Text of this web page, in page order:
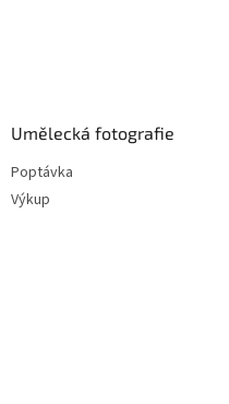
Umělecká fotografie
Poptávka
Výkup